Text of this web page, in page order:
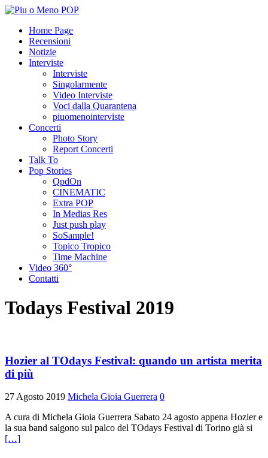
Home Page
Recensioni
Notizie
Interviste
Interviste
Singolarmente
Video Interviste
Voci dalla Quarantena
piuomenointerviste
Concerti
Photo Story
Report Concerti
Talk To
Pop Stories
QpdOn
CINEMATIC
Extra POP
In Medias Res
Just push play
SoSample!
Topico Tropico
Time Machine
Video 360°
Contatti
Todays Festival 2019
Hozier al TOdays Festival: quando un artista merita
di più
27 Agosto 2019 Michela Gioia Guerrera 0
A cura di Michela Gioia Guerrera Sabato 24 agosto appena Hozier e
la sua band salgono sul palco del TOdays Festival di Torino già si
[…]